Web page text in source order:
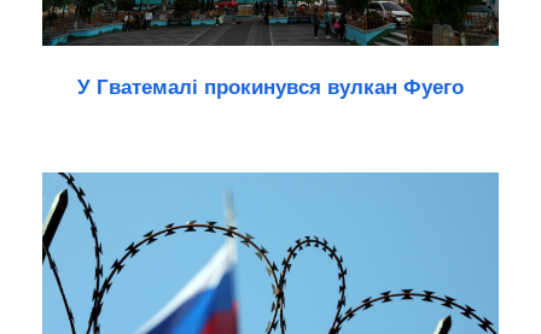
У Гватемалі прокинувся вулкан Фуего